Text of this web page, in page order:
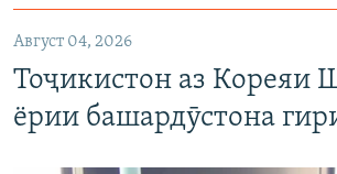
Август 04, 2026
Тоҷикистон аз Кореяи
ёрии башардӯстона